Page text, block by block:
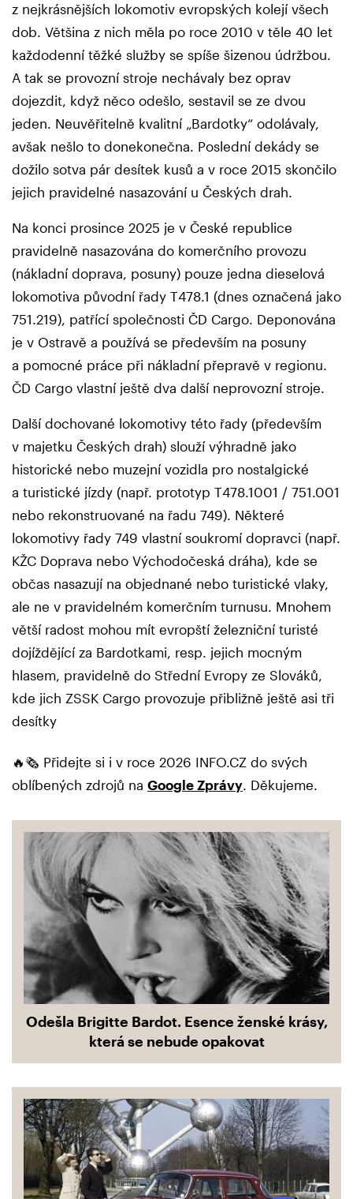
z nejkrásnějších lokomotiv evropských kolejí všech
dob. Většina z nich měla po roce 2010 v těle 40 let
každodenní těžké služby se spíše šizenou údržbou.
A tak se provozní stroje nechávaly bez oprav
dojezdit, když něco odešlo, sestavil se ze dvou
jeden. Neuvěřitelně kvalitní „Bardotky“ odolávaly,
avšak nešlo to donekonečna. Poslední dekády se
dožilo sotva pár desítek kusů a v roce 2015 skončilo
jejich pravidelné nasazování u Českých drah.
Na konci prosince 2025 je v České republice
pravidelně nasazována do komerčního provozu
(nákladní doprava, posuny) pouze jedna dieselová
lokomotiva původní řady T478.1 (dnes označená jako
751.219), patřící společnosti ČD Cargo. Deponována
je v Ostravě a používá se především na posuny
a pomocné práce při nákladní přepravě v regionu.
ČD Cargo vlastní ještě dva další neprovozní stroje.
Další dochované lokomotivy této řady (především
v majetku Českých drah) slouží výhradně jako
historické nebo muzejní vozidla pro nostalgické
a turistické jízdy (např. prototyp T478.1001 / 751.001
nebo rekonstruované na řadu 749). Některé
lokomotivy řady 749 vlastní soukromí dopravci (např.
KŽC Doprava nebo Východočeská dráha), kde se
občas nasazují na objednané nebo turistické vlaky,
ale ne v pravidelném komerčním turnusu. Mnohem
větší radost mohou mít evropští železniční turisté
dojíždějící za Bardotkami, resp. jejich mocným
hlasem, pravidelně do Střední Evropy ze Slováků,
kde jich ZSSK Cargo provozuje přibližně ještě asi tři
desítky
🔥🗞️ Přidejte si i v roce 2026 INFO.CZ do svých
oblíbených zdrojů na Google Zprávy. Děkujeme.
Odešla Brigitte Bardot. Esence ženské krásy,
která se nebude opakovat